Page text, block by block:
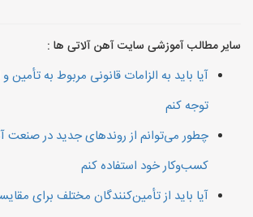
سایر مطالب آموزشی سایت آهن آلاتی ها :
آیا باید به الزامات قانونی مربوط به تأمین
توجه کنم
چطور می‌توانم از روندهای جدید در صنعت
کسب‌وکار خود استفاده کنم
آیا باید از تأمین‌کنندگان مختلف برای